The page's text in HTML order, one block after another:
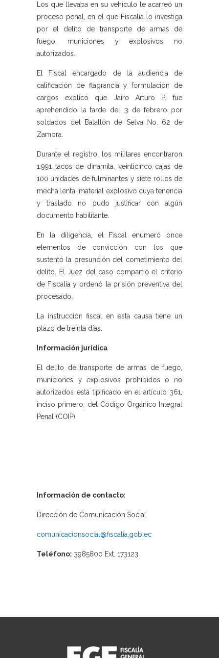
Los que llevaba en su vehículo le acarreó un
proceso penal, en el que Fiscalía lo investiga
por el delito de transporte de armas de
fuego, municiones y explosivos no
autorizados.
El Fiscal encargado de la audiencia de
calificación de flagrancia y formulación de
cargos explicó que Jairo Arturo P. fue
aprehendido la tarde del 3 de febrero por
soldados del Batallón de Selva No. 62 de
Zamora.
Durante el registro, los militares encontraron
1.991 tacos de dinamita, veinticinco cajas de
100 unidades de fulminantes y siete rollos de
mecha lenta, material explosivo cuya tenencia
y traslado no pudo justificar con algún
documento habilitante.
En la diligencia, el Fiscal enumeró once
elementos de convicción con los que
sustentó la presunción del cometimiento del
delito. El Juez del caso compartió el criterio
de Fiscalía y ordenó la prisión preventiva del
procesado.
La instrucción fiscal en esta causa tiene un
plazo de treinta días.
Información jurídica
El delito de transporte de armas de fuego,
municiones y explosivos prohibidos o no
autorizados está tipificado en el artículo 361,
inciso primero, del Código Orgánico Integral
Penal (COIP).
Información de contacto:
Dirección de Comunicación Social
comunicacionsocial@fiscalia.gob.ec
Teléfono: 3985800 Ext. 173123